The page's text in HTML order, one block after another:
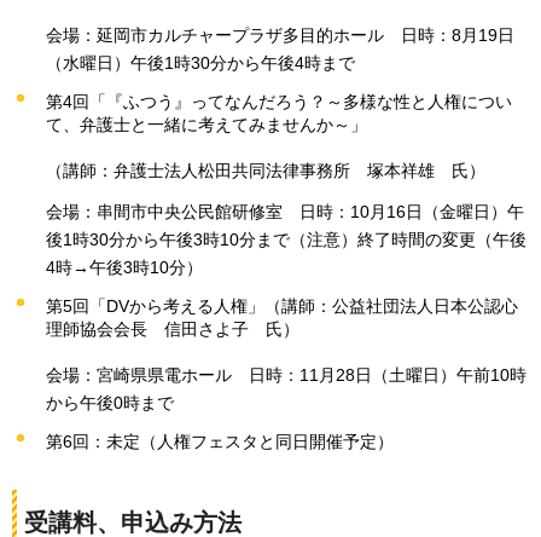
会場：延岡市カルチャープラザ多目的ホール 日時：8月19日
（水曜日）午後1時30分から午後4時まで
第4回「『ふつう』ってなんだろう？～多様な性と人権につい
て、弁護士と一緒に考えてみませんか～」
（講師：弁護士法人松田共同法律事務所 塚本祥雄 氏）
会場：串間市中央公民館研修室 日時：10月16日（金曜日）午
後1時30分から午後3時10分まで（注意）終了時間の変更（午後
4時→午後3時10分）
第5回「DVから考える人権」（講師：公益社団法人日本公認心
理師協会会長
信田さよ子 氏）
会場：宮崎県県電ホール 日時：11月28日（土曜日）午前10時
から午後0時まで
第6回：未定（人権フェスタと同日開催予定）
受講料、申込み方法